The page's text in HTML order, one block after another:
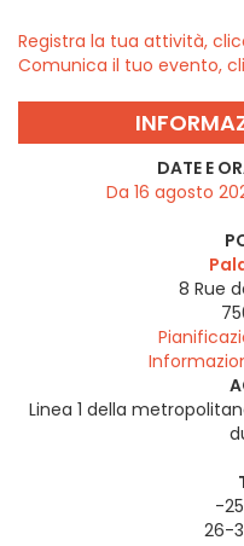
Registra la tua attività,
Comunica il tuo evento,
DATE E
Da 16 agosto
8 Rue
Linea 1 della
-
26-